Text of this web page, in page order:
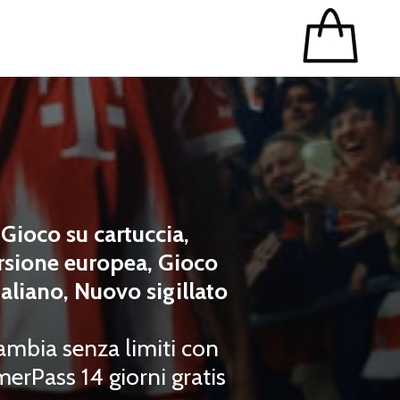
Gioco su cartuccia,
europea, Gioco
Nuovo sigillato
senza limiti con
14 giorni gratis